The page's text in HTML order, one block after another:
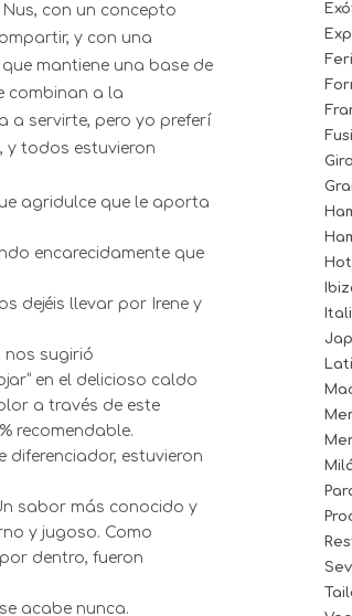
con un concepto
y con una
mantiene una base de
combinan a la
a servirte, pero yo preferí
y todos estuvieron
agridulce que le aporta
encarecidamente que
dejéis llevar por Irene y
nos sugirió
en el delicioso caldo
a través de este
recomendable.
estuvieron
sabor más conocido y
y jugoso. Como
dentro, fueron
acabe nunca.